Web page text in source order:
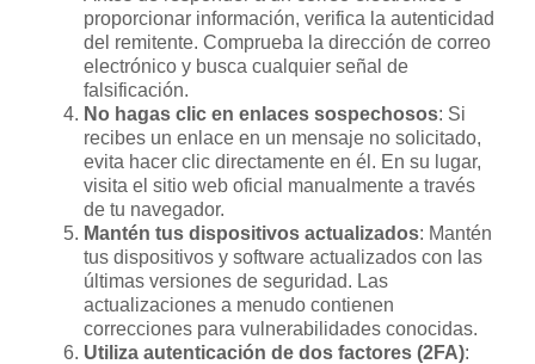
proporcionar información, verifica la autenticidad
del remitente. Comprueba la dirección de correo
electrónico y busca cualquier señal de
falsificación.
No hagas clic en enlaces sospechosos: Si
recibes un enlace en un mensaje no solicitado,
evita hacer clic directamente en él. En su lugar,
visita el sitio web oficial manualmente a través
de tu navegador.
Mantén tus dispositivos actualizados: Mantén
tus dispositivos y software actualizados con las
últimas versiones de seguridad. Las
actualizaciones a menudo contienen
correcciones para vulnerabilidades conocidas.
Utiliza autenticación de dos factores (2FA):